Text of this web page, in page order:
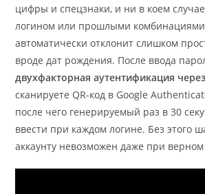
цифры и спецзнаки, и ни в коем
логином или прошлыми
автоматически отклонит слишком
вроде дат рождения. После ввода
двухфакторная аутентификация
сканируете QR-код в Google
после чего генерируемый раз в 30
ввести при каждом логине. Без этого
аккаунту невозможен даже при